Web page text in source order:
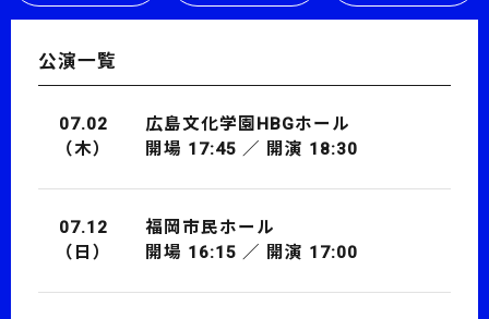
公演一覧
07.02
（木）
広島文化学園HBGホール
開場 17:45 ／ 開演 18:30
07.12
（日）
福岡市民ホール
開場 16:15 ／ 開演 17:00